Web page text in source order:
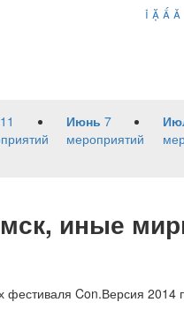
   
11
Июнь 7
мероприятий
иные
Con.Версия